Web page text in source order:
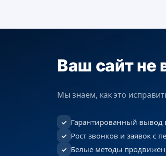
Ваш сайт не
Мы знаем, как это
✓ Гарантированный вывод
✓ Рост звонков и заявок с
✓ Белые методы